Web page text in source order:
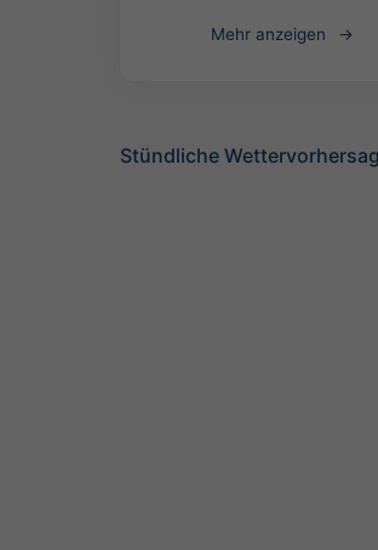
Mehr anzeigen
Stündliche